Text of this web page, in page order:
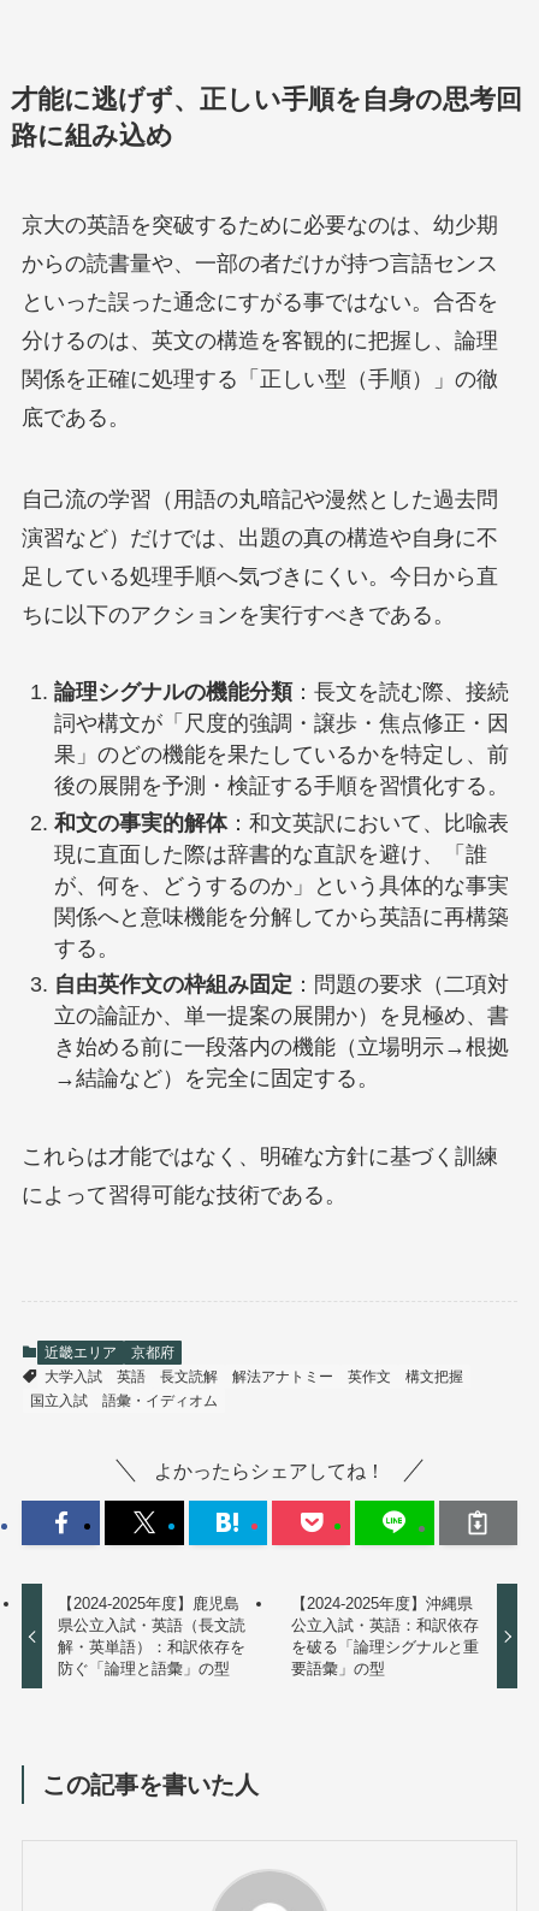
才能に逃げず、正しい手順を自身の思考回
路に組み込め
京大の英語を突破するために必要なのは、幼少期
からの読書量や、一部の者だけが持つ言語センス
といった誤った通念にすがる事ではない。合否を
分けるのは、英文の構造を客観的に把握し、論理
関係を正確に処理する「正しい型（手順）」の徹
底である。
自己流の学習（用語の丸暗記や漫然とした過去問
演習など）だけでは、出題の真の構造や自身に不
足している処理手順へ気づきにくい。今日から直
ちに以下のアクションを実行すべきである。
論理シグナルの機能分類：長文を読む際、接続
詞や構文が「尺度的強調・譲歩・焦点修正・因
果」のどの機能を果たしているかを特定し、前
後の展開を予測・検証する手順を習慣化する。
和文の事実的解体：和文英訳において、比喩表
現に直面した際は辞書的な直訳を避け、「誰
が、何を、どうするのか」という具体的な事実
関係へと意味機能を分解してから英語に再構築
する。
自由英作文の枠組み固定 ：問題の要求（二項対
立の論証か、単一提案の展開か）を見極め、書
き始める前に一段落内の機能（立場明示→根拠
→結論など）を完全に固定する。
これらは才能ではなく、明確な方針に基づく訓練
によって習得可能な技術である。
近畿エリア
京都府
大学入試
英語 長文読解 解法アナトミー 英作文
構文把握
国立入試
語彙・イディオム
よかったらシェアしてね！
【2024-2025年度】鹿児島
県公立入試・英語（長文読
解・英単語）：和訳依存を
防ぐ「論理と語彙」の型
【2024-2025年度】沖縄県
公立入試・英語：和訳依存
を破る「論理シグナルと重
要語彙」の型
この記事を書いた人